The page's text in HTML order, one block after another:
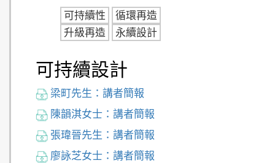
可持續設計
梁町先生：講者簡報
陳韻淇女士：講者簡報
張瑋晉先生：講者簡報
廖詠芝女士：講者簡報
可持續性
循環再造
升級再造
永續設計